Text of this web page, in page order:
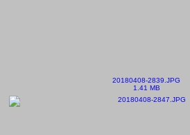
20180408-2839.JPG
1.41 MB